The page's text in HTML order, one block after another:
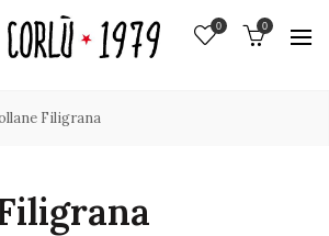
0 0
Filigrana